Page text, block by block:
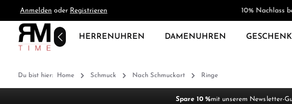
Zur Hauptnavigation springen
Anmelden oder Registrieren 10% Nachlass
HOME HERRENUHREN DAMENUHREN
Du bist hier: Home Schmuck Nach Schmuckart Ringe
Spare 10 %mit unserem Newsletter-